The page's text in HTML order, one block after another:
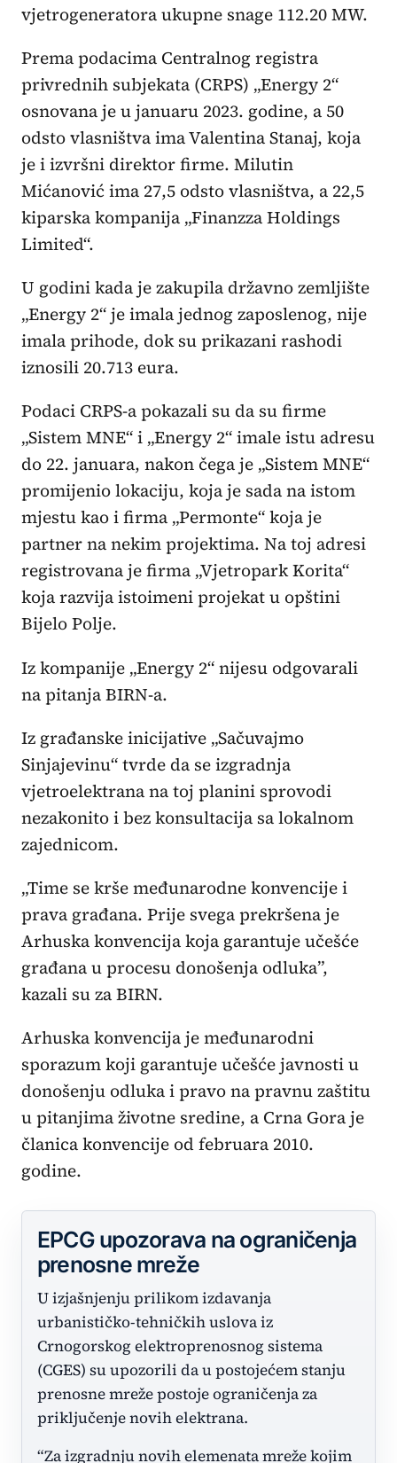
vjetrogeneratora ukupne snage 112.20 MW.
Prema podacima Centralnog registra
privrednih subjekata (CRPS) „Energy 2“
osnovana je u januaru 2023. godine, a 50
odsto vlasništva ima Valentina Stanaj, koja
je i izvršni direktor firme. Milutin
Mićanović ima 27,5 odsto vlasništva, a 22,5
kiparska kompanija „Finanzza Holdings
Limited“.
U godini kada je zakupila državno zemljište
„Energy 2“ je imala jednog zaposlenog, nije
imala prihode, dok su prikazani rashodi
iznosili 20.713 eura.
Podaci CRPS-a pokazali su da su firme
„Sistem MNE“ i „Energy 2“ imale istu adresu
do 22. januara, nakon čega je „Sistem MNE“
promijenio lokaciju, koja je sada na istom
mjestu kao i firma „Permonte“ koja je
partner na nekim projektima. Na toj adresi
registrovana je firma „Vjetropark Korita“
koja razvija istoimeni projekat u opštini
Bijelo Polje.
Iz kompanije „Energy 2“ nijesu odgovarali
na pitanja BIRN-a.
Iz građanske inicijative „Sačuvajmo
Sinjajevinu“ tvrde da se izgradnja
vjetroelektrana na toj planini sprovodi
nezakonito i bez konsultacija sa lokalnom
zajednicom.
„Time se krše međunarodne konvencije i
prava građana. Prije svega prekršena je
Arhuska konvencija koja garantuje učešće
građana u procesu donošenja odluka”,
kazali su za BIRN.
Arhuska konvencija je međunarodni
sporazum koji garantuje učešće javnosti u
donošenju odluka i pravo na pravnu zaštitu
u pitanjima životne sredine, a Crna Gora je
članica konvencije od februara 2010.
godine.
EPCG upozorava na ograničenja
prenosne mreže
U izjašnjenju prilikom izdavanja
urbanističko-tehničkih uslova iz
Crnogorskog elektroprenosnog sistema
(CGES) su upozorili da u postojećem stanju
prenosne mreže postoje ograničenja za
priključenje novih elektrana.
“Za izgradnju novih elemenata mreže kojim